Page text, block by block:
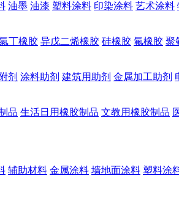
油墨 油漆 塑料涂料 印染涂料 艺术涂料
丁橡胶 异戊二烯橡胶 硅橡胶 氟橡胶 聚
剂 涂料助剂 建筑用助剂 金属加工助剂
品 生活日用橡胶制品 文教用橡胶制品
辅助材料 金属涂料 墙地面涂料 塑料涂